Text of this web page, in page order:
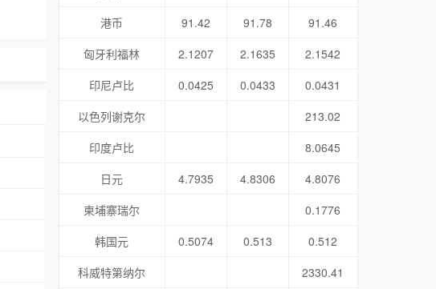
港币
91.42 91.78
91.46
匈牙利福林
2.1207 2.1635
2.1542
印尼卢比
0.0425 0.0433
0.0431
以色列谢克尔
213.02
印度卢比
8.0645
日元
4.7935 4.8306
4.8076
柬埔寨瑞尔
0.1776
韩国元
0.5074 0.513
0.512
科威特第纳尔
2330.41